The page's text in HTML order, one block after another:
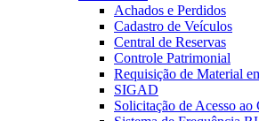
Achados e Perdidos
Cadastro de Veículos
Central de Reservas
Controle Patrimonial
Requisição de Material
SIGAD
Solicitação de Acesso ao